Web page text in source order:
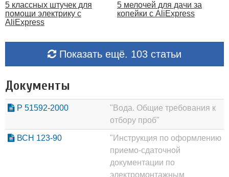
5 классных штучек для
помощи электрику с
AliExpress
5 мелочей для дачи за
копейки с AliExpress
Показать ещё. 103 статьи
Документы
Р 51592-2000
"Вода. Общие требования к
отбору проб"
ВСН 123-90
"Инструкция по оформлению
приемо-сдаточной
документации по
электромонтажным